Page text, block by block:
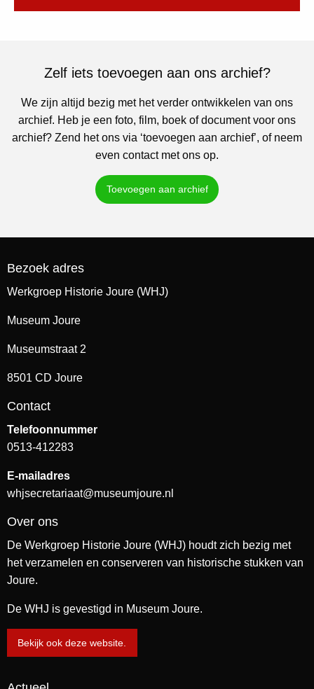
Zelf iets toevoegen aan ons archief?
We zijn altijd bezig met het verder ontwikkelen van ons
archief. Heb je een foto, film, boek of document voor ons
archief? Zend het ons via ‘toevoegen aan archief’, of neem
even contact met ons op.
Toevoegen aan archief
Bezoek adres
Werkgroep Historie Joure (WHJ)
Museum Joure
Museumstraat 2
8501 CD Joure
Contact
Telefoonnummer
0513-412283
E-mailadres
whjsecretariaat@museumjoure.nl
Over ons
De Werkgroep Historie Joure (WHJ) houdt zich bezig met
het verzamelen en conserveren van historische stukken van
Joure.
De WHJ is gevestigd in Museum Joure.
Bekijk ook deze website.